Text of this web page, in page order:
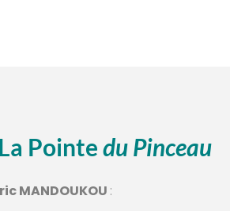
La Pointe du Pinceau
MANDOUKOU :